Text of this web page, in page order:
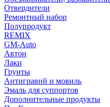
Отвердители
Ремонтный набор
Полупродукт
REMIX
GM-Auto
Автон
Лаки
Грунты
Антигравий и мовиль
Эмаль для суппортов
Дополнительные продукты